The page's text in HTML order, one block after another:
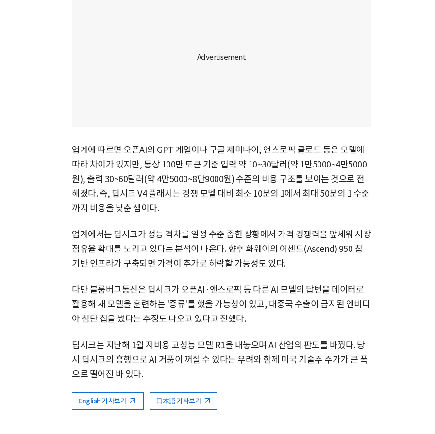
업계에 따르면 오픈AI의 GPT 계열이나 구글 제미나이, 앤스로픽 클로드 등은 모델에
따라 차이가 있지만, 통상 100만 토큰 기준 입력 약 10~30달러(약 1만5000~4만5000
원), 출력 30~60달러(약 4만5000~8만9000원) 수준의 비용 구조를 보이는 것으로 전
해졌다. 즉, 딥시크 V4 플래시는 경쟁 모델 대비 최소 10분의 1에서 최대 50분의 1 수준
까지 비용을 낮춘 셈이다.
업계에서는 딥시크가 성능 격차를 일정 수준 좁힌 상황에서 가격 경쟁력을 앞세워 시장
점유율 확대를 노리고 있다는 분석이 나온다. 향후 화웨이의 어센드(Ascend) 950 칩
기반 인프라가 구축되면 가격이 추가로 하락할 가능성도 있다.
다만 블룸버그통신은 딥시크가 오픈AI·앤스로픽 등 다른 AI 모델의 답변을 데이터로
활용해 새 모델을 훈련하는 '증류'를 했을 가능성이 있고, 대중국 수출이 금지된 엔비디
아 첨단 칩을 썼다는 추정도 나오고 있다고 전했다.
딥시크는 지난해 1월 저비용 고성능 모델 R1을 내놓으며 AI 산업의 판도를 바꿨다. 당
시 딥시크의 흥행으로 AI 거품이 꺼질 수 있다는 우려와 함께 미국 기술주 주가가 큰 폭
으로 떨어진 바 있다.
English 기사보기 日本語 기사보기